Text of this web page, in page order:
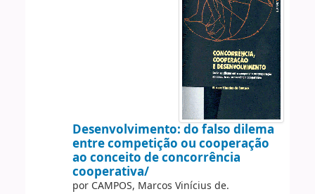
Desenvolvimento: do falso dilema
entre competição ou cooperação
ao conceito de concorrência
cooperativa/
por CAMPOS, Marcos Vinícius de.